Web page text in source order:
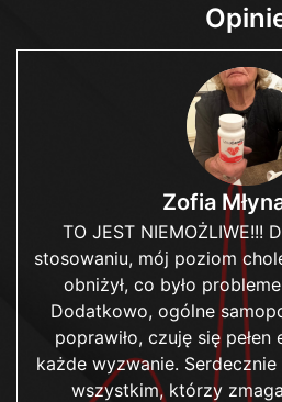
Zofia
TO JEST NIEMOŻLIWE!!!
stosowaniu, mój poziom
obniżył, co było
Dodatkowo, ogólne
poprawiło, czuję się
każde wyzwanie.
wszystkim, którzy